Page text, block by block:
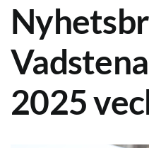
2025